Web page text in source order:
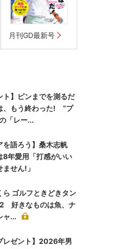
月刊GD最新号
ト】ピンまでを測るだ
、もう終わった! “プ
「レー...
を語ろう】桑木志帆
8年愛用「打感がいい
せん!」
ら ゴルフときどきタン
好きなものは魚、ナ
ャ...
レゼント】2026年男